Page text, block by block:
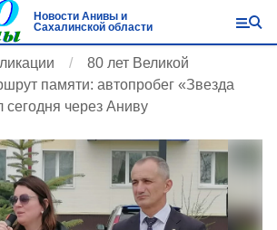
Новости Анивы и
Сахалинской области
80 лет Великой
памяти: автопробег «Звезда
через Аниву